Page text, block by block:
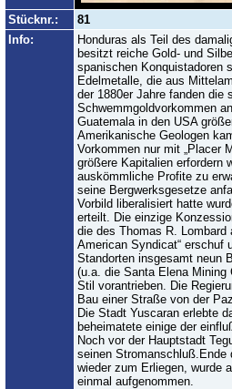
Stücknr.:
81
Info:
Honduras als Teil des
besitzt reiche Gold- und
spanischen Konquistadoren
Edelmetalle, die aus
der 1880er Jahre fanden die
Schwemmgoldvorkommen
Guatemala in den USA
Amerikanische Geologen
Vorkommen nur mit „Placer
größere Kapitalien erfordern
auskömmliche Profite zu
seine Bergwerksgesetze
Vorbild liberalisiert hatte
erteilt. Die einzige
die des Thomas R. Lombard
American Syndicat“ erschuf
Standorten insgesamt neun
(u.a. die Santa Elena
Stil vorantrieben. Die
Bau einer Straße von der
Die Stadt Yuscaran erlebte
beheimatete einige der
Noch vor der Hauptstadt
seinen Stromanschluß.Ende
wieder zum Erliegen, wurde
einmal aufgenommen.